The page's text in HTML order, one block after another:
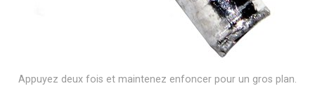
Appuyez deux fois et maintenez enfoncer pour un gros plan.